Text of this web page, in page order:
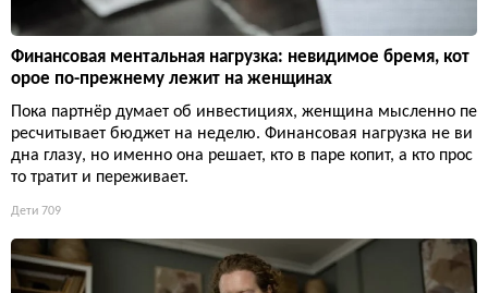
Финансовая ментальная нагрузка: невидимое бремя, кот
орое по-прежнему лежит на женщинах
Пока партнёр думает об инвестициях, женщина мысленно пе
ресчитывает бюджет на неделю. Финансовая нагрузка не ви
дна глазу, но именно она решает, кто в паре копит, а кто прос
то тратит и переживает.
Дети 709